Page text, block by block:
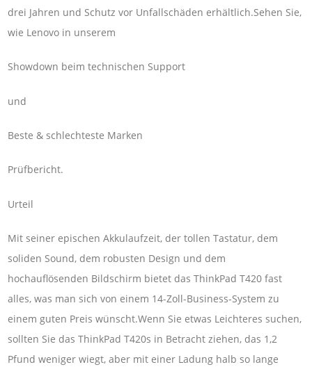
drei Jahren und Schutz vor Unfallschäden erhältlich.Sehen Sie,
wie Lenovo in unserem
Showdown beim technischen Support
und
Beste & schlechteste Marken
Prüfbericht.
Urteil
Mit seiner epischen Akkulaufzeit, der tollen Tastatur, dem
soliden Sound, dem robusten Design und dem
hochauflösenden Bildschirm bietet das ThinkPad T420 fast
alles, was man sich von einem 14-Zoll-Business-System zu
einem guten Preis wünscht.Wenn Sie etwas Leichteres suchen,
sollten Sie das ThinkPad T420s in Betracht ziehen, das 1,2
Pfund weniger wiegt, aber mit einer Ladung halb so lange